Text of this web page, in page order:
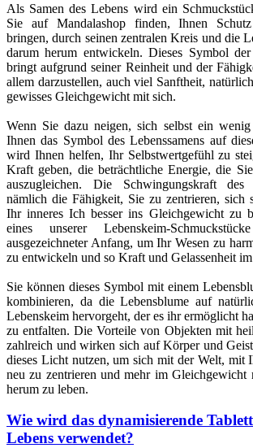
Als Samen des Lebens wird ein
Sie auf Mandalashop finden, Ihnen
bringen, durch seinen zentralen Kreis und die
darum herum entwickeln. Dieses Symbol
bringt aufgrund seiner Reinheit und der
allem darzustellen, auch viel Sanftheit,
gewisses Gleichgewicht mit sich.
Wenn Sie dazu neigen, sich selbst ein
Ihnen das Symbol des Lebenssamens auf
wird Ihnen helfen, Ihr Selbstwertgefühl zu
Kraft geben, die beträchtliche Energie, die
auszugleichen. Die Schwingungskraft des
nämlich die Fähigkeit, Sie zu zentrieren, sich
Ihr inneres Ich besser ins Gleichgewicht zu
eines unserer Lebenskeim-
ausgezeichneter Anfang, um Ihr Wesen zu
zu entwickeln und so Kraft und Gelassenheit
Sie können dieses Symbol mit einem
kombinieren, da die Lebensblume auf
Lebenskeim hervorgeht, der es ihr ermöglicht
zu entfalten. Die Vorteile von Objekten mit
zahlreich und wirken sich auf Körper und
dieses Licht nutzen, um sich mit der Welt, mit
neu zu zentrieren und mehr im Gleichgewicht
herum zu leben.
Wie wird das dynamisierende
Lebens verwendet?